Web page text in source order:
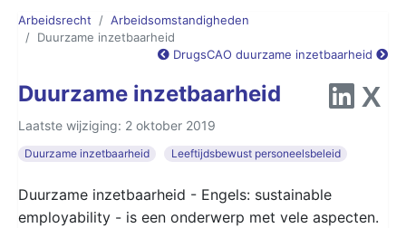
Arbeidsrecht
Arbeidsomstandigheden
Duurzame inzetbaarheid
DrugsCAO duurzame inzetbaarheid
Duurzame inzetbaarheid
Laatste wijziging: 2 oktober 2019
Duurzame inzetbaarheid Leeftijdsbewust personeelsbeleid
Duurzame inzetbaarheid - Engels: sustainable
employability - is een onderwerp met vele aspecten.